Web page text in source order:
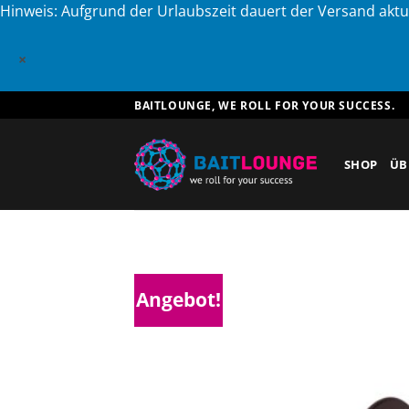
Hinweis: Aufgrund der Urlaubszeit dauert der Versand
×
Inhalt
BAITLOUNGE, WE ROLL FOR YOUR SUCCESS.
SHOP
Angebot!